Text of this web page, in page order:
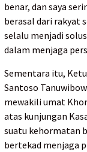
benar, dan saya
berasal dari rakyat
selalu menjadi
dalam menjaga
Sementara itu,
Santoso
mewakili umat
atas kunjungan
suatu kehormatan
bertekad menjaga